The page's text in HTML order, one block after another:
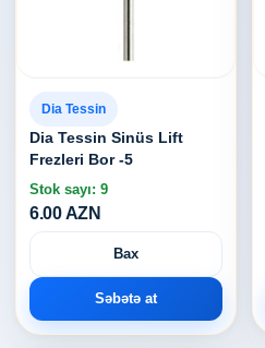
Dia Tessin
Dia Tessin Sinüs Lift
Frezleri Bor -5
Stok sayı: 9
6.00 AZN
Bax
Səbətə at